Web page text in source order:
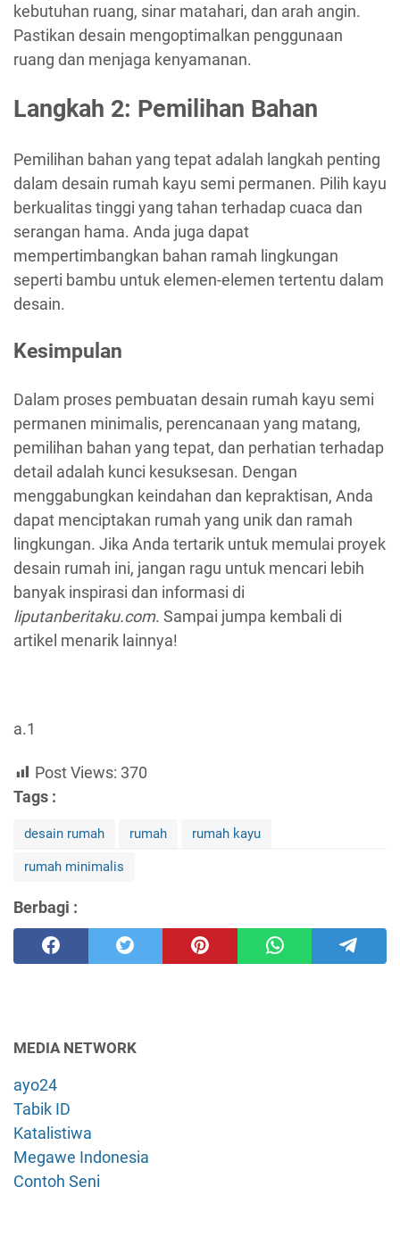
kebutuhan ruang, sinar matahari, dan arah angin.
Pastikan desain mengoptimalkan penggunaan
ruang dan menjaga kenyamanan.
Langkah 2: Pemilihan Bahan
Pemilihan bahan yang tepat adalah langkah penting
dalam desain rumah kayu semi permanen. Pilih kayu
berkualitas tinggi yang tahan terhadap cuaca dan
serangan hama. Anda juga dapat
mempertimbangkan bahan ramah lingkungan
seperti bambu untuk elemen-elemen tertentu dalam
desain.
Kesimpulan
Dalam proses pembuatan desain rumah kayu semi
permanen minimalis, perencanaan yang matang,
pemilihan bahan yang tepat, dan perhatian terhadap
detail adalah kunci kesuksesan. Dengan
menggabungkan keindahan dan kepraktisan, Anda
dapat menciptakan rumah yang unik dan ramah
lingkungan. Jika Anda tertarik untuk memulai proyek
desain rumah ini, jangan ragu untuk mencari lebih
banyak inspirasi dan informasi di
liputanberitaku.com. Sampai jumpa kembali di
artikel menarik lainnya!
a.1
Post Views: 370
Tags :
desain rumah rumah rumah kayu
rumah minimalis
Berbagi :
MEDIA NETWORK
ayo24
Tabik ID
Katalistiwa
Megawe Indonesia
Contoh Seni